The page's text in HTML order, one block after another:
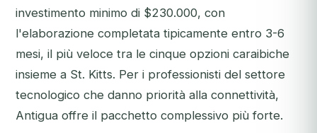
investimento minimo di $230.000, con
l'elaborazione completata tipicamente entro 3-6
mesi, il più veloce tra le cinque opzioni caraibiche
insieme a St. Kitts. Per i professionisti del settore
tecnologico che danno priorità alla connettività,
Antigua offre il pacchetto complessivo più forte.